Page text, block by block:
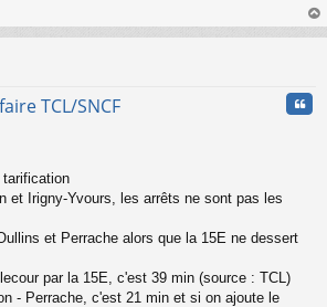
au
TCL/SNCF
et Irigny-Yvours, les arrêts ne sont pas les
et Perrache alors que la 15E ne dessert
par la 15E, c'est 39 min (source : TCL)
- Perrache, c'est 21 min et si on ajoute le